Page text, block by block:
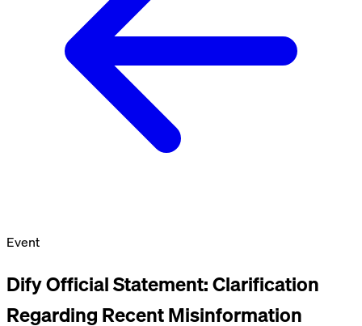
Event
Dify Official Statement: Clarification
Regarding Recent Misinformation